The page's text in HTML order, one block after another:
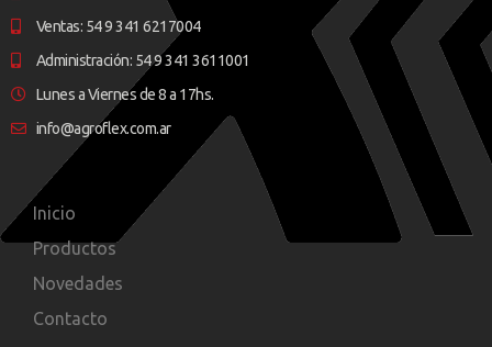
Ventas: 54 9 341 6217004
Administración: 54 9 341 3611001
Lunes a Viernes de 8 a 17hs.
info@agroflex.com.ar
Inicio
Productos
Novedades
Contacto